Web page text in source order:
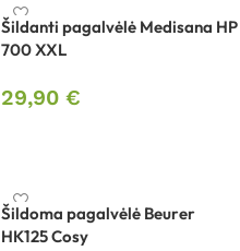
Šildanti pagalvėlė Medisana HP
700 XXL
29,90 €
Šildoma pagalvėlė Beurer
HK125 Cosy